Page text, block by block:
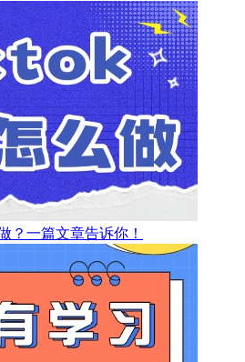
？一篇文章告诉你！